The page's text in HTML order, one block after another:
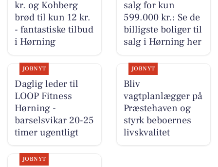
kr. og Kohberg
brød til kun 12 kr.
- fantastiske tilbud
i Hørning
salg for kun
599.000 kr.: Se de
billigste boliger til
salg i Hørning her
JOBNYT
Daglig leder til
LOOP Fitness
Hørning -
barselsvikar 20-25
timer ugentligt
JOBNYT
Bliv
vagtplanlægger på
Præstehaven og
styrk beboernes
livskvalitet
JOBNYT